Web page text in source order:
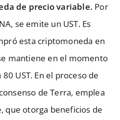
de precio variable. Por
se emite un UST. Es
esta criptomoneda en
mantiene en el momento
UST. En el proceso de
de Terra, emplea
que otorga beneficios de